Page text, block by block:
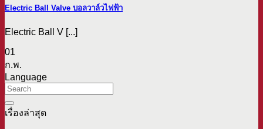
Electric Ball Valve บอลวาล์วไฟฟ้า
Electric Ball V [...]
01
ก.พ.
Language
เรื่องล่าสุด